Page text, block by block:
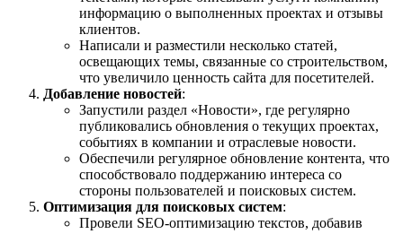
информацию о выполненных проектах и отзывы
клиентов.
Написали и разместили несколько статей,
освещающих темы, связанные со строительством,
что увеличило ценность сайта для посетителей.
Добавление новостей:
Запустили раздел «Новости», где регулярно
публиковались обновления о текущих проектах,
событиях в компании и отраслевые новости.
Обеспечили регулярное обновление контента, что
способствовало поддержанию интереса со
стороны пользователей и поисковых систем.
Оптимизация для поисковых систем:
Провели SEO-оптимизацию текстов, добавив